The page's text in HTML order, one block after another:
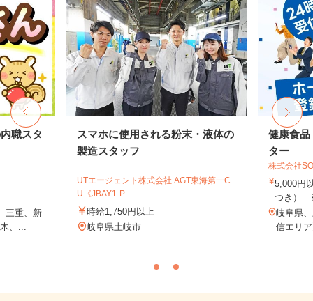
職スタ
三重、新
、...
スマホに使用される粉末・液体の
製造スタッフ
UTエージェント株式会社 AGT東海第一C
U《JBAY1-P...
時給1,750円以上
岐阜県土岐市
健康食品
ター
株式会社
5,000円
つき）
岐阜県
信エリ